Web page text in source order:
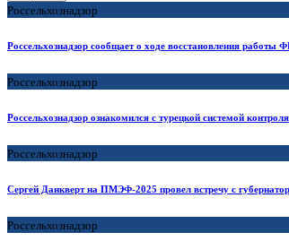
Россельхознадзор
Россельхознадзор сообщает о ходе восстановления
Россельхознадзор
Россельхознадзор ознакомился с турецкой системой
Россельхознадзор
Сергей Данкверт на ПМЭФ-2025 провел встречу с
Россельхознадзор